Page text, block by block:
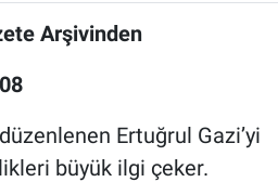
Arşivinden
Ertuğrul Gazi’yi
büyük ilgi çeker.